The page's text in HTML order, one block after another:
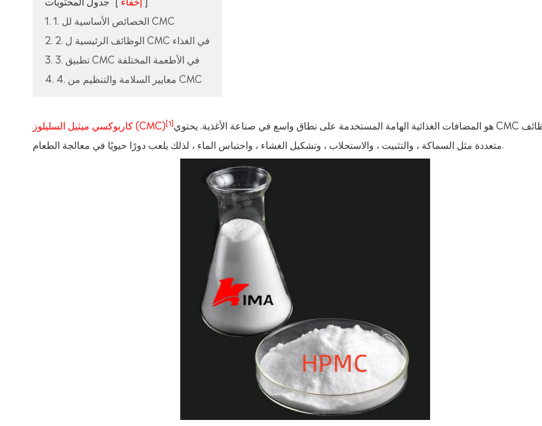
1. 1. الخصائص الأساسية لل CMC
2. 2. الوظائف الرئيسية ل CMC في الغذاء
3. 3. تطبيق CMC في الأطعمة المختلفة
4. 4. معايير السلامة والتنظيم من CMC
كاربوكسي ميثيل السليلوز (CMC)[1]هو المضافات الغذائية الهامة المستخدمة على نطاق واسع في صناعة الأغذية. يحتوي CMC على وظائف
متعددة مثل السماكة ، والتثبيت ، والاستحلاب ، وتشكيل الغشاء ، واحتباس الماء ، لذلك يلعب دورًا حيويًا في معالجة الطعام.